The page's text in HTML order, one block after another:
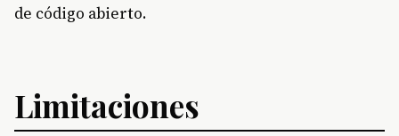
de código abierto.
Limitaciones